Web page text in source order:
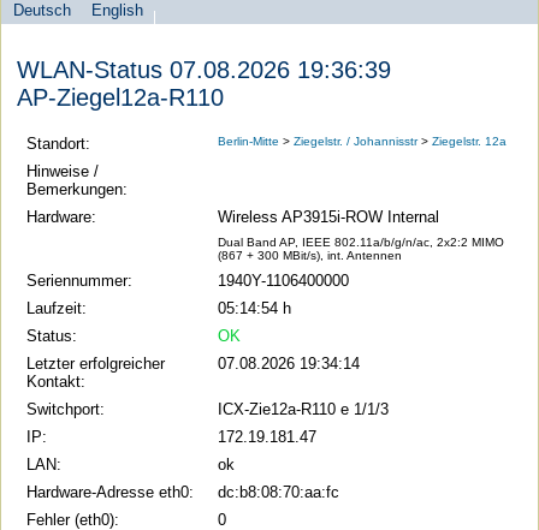
Sprachauswahl
Deutsch
English
search-menu
Universität
zu
Berlin
Computer-
und
WLAN-Status 07.08.2026 19:36:39
AP-Ziegel12a-R110
Standort: Berlin-Mitte >Ziegelstr. / Johannisstr>Ziegelstr. 12a
Hinweise /
Bemerkungen:
Hardware:
Wireless AP3915i-ROW Internal
Dual Band AP, IEEE 802.11a/b/g/n/ac, 2x2:2 MIMO
(867 + 300 MBit/s), int. Antennen
Seriennummer:
1940Y-1106400000
Laufzeit:
05:14:54 h
Status:
OK
Letzter erfolgreicher
Kontakt:
07.08.2026 19:34:14
Switchport:
ICX-Zie12a-R110 e 1/1/3
IP:
172.19.181.47
LAN:
ok
Hardware-Adresse eth0:
dc:b8:08:70:aa:fc
Fehler (eth0):
0